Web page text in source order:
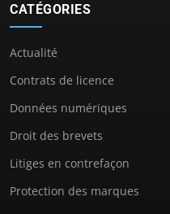
CATÉGORIES
Actualité
Contrats de licence
Données numériques
Droit des brevets
Litiges en contrefaçon
Protection des marques